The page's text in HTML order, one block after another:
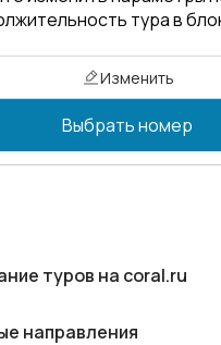
тура в
Изменить
Выбрать номер
туров на coral.ru
направления